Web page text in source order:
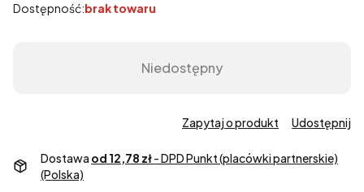
Dostępność:brak towaru
Niedostępny
Zapytaj o produkt Udostępnij
Dostawa od 12,78 zł- DPD Punkt (placówki partnerskie)
(Polska)